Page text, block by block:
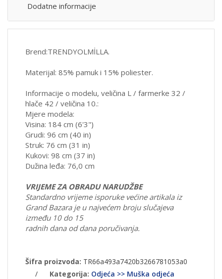
Dodatne informacije
Brend:TRENDYOLMİLLA.
Materijal: 85% pamuk i 15% poliester.
Informacije o modelu, veličina L / farmerke 32 /
hlače 42 / veličina 10.:
Mjere modela:
Visina: 184 cm (6'3")
Grudi: 96 cm (40 in)
Struk: 76 cm (31 in)
Kukovi: 98 cm (37 in)
Dužina leđa: 76,0 cm
VRIJEME ZA OBRADU NARUDŽBE
Standardno vrijeme isporuke većine artikala iz
Grand Bazara je u najvećem broju slučajeva
između 10 do 15
radnih dana od dana poručivanja.
Šifra proizvoda: TR66a493a7420b3266781053a0
/
Kategorija: Odjeća >> Muška odjeća